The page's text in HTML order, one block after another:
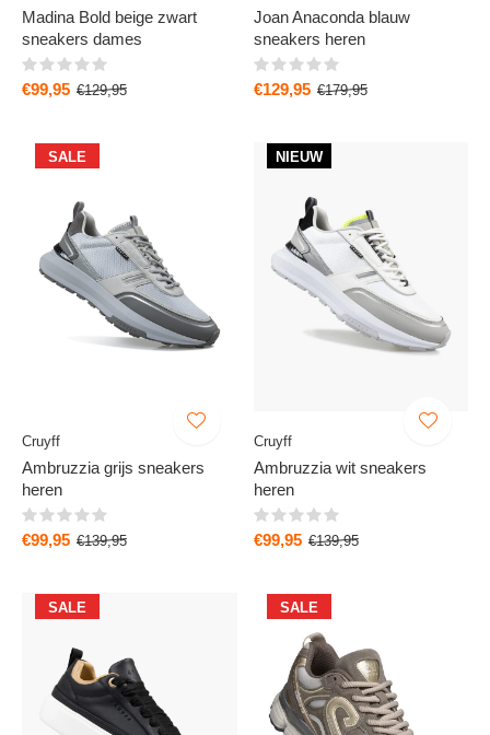
Madina Bold beige zwart
sneakers dames
€99,95 €129,95
Joan Anaconda blauw
sneakers heren
€129,95 €179,95
SALE
Cruyff
Ambruzzia grijs sneakers
heren
€99,95 €139,95
NIEUW
Cruyff
Ambruzzia wit sneakers
heren
€99,95 €139,95
SALE SALE